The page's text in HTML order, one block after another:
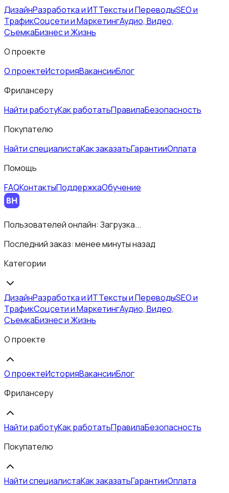
ДизайнРазработка и ИТТексты и ПереводыSEO и
ТрафикСоцсети и МаркетингАудио, Видео,
СъемкаБизнес и Жизнь
О проекте
О проектеИсторияВакансииБлог
Фрилансеру
Найти работуКак работатьПравилаБезопасность
Покупателю
Найти специалистаКак заказатьГарантииОплата
Помощь
FAQКонтактыПоддержкаОбучение
Пользователей онлайн: Загрузка...
Последний заказ: менее минуты назад
Категории
ДизайнРазработка и ИТТексты и ПереводыSEO и
ТрафикСоцсети и МаркетингАудио, Видео,
СъемкаБизнес и Жизнь
О проекте
О проектеИсторияВакансииБлог
Фрилансеру
Найти работуКак работатьПравилаБезопасность
Покупателю
Найти специалистаКак заказатьГарантииОплата